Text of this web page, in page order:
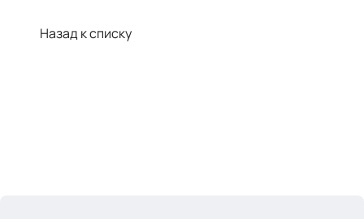
Назад к списку